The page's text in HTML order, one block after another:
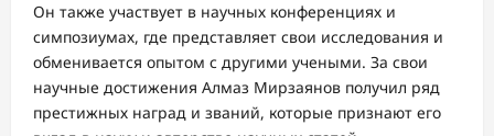
Он также участвует в научных конференциях и
симпозиумах, где представляет свои исследования и
обменивается опытом с другими учеными. За свои
научные достижения Алмаз Мирзаянов получил ряд
престижных наград и званий, которые признают его